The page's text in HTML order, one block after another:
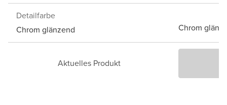
Detailfarbe
Chrom glänzend
Chrom
Aktuelles Produkt